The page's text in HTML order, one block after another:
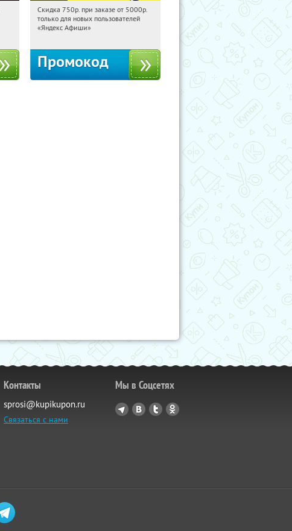
16:01:09 Получили:114
Россия
Скидка 750р. при заказе от 5000р.
только для новых пользователей
«Яндекс Афиши»
Промокод
Контакты
sprosi@kupikupon.ru
Связаться с нами
Мы в Соцсетях